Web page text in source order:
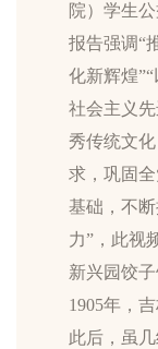
院）学生
报告强调“
化新辉煌
社会主义
秀传统文
求，巩固
基础，不
力”，此视
新兴园饺
1905年，
此后，虽